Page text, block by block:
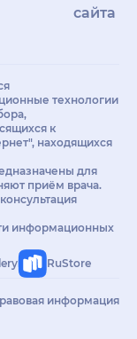
сайта
технологии
к
находящихся
для
приём врача.
информационных
RuStore
информация